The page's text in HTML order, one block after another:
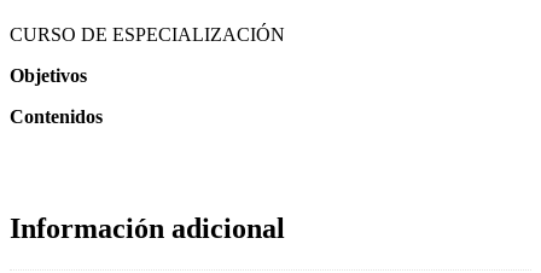
CURSO DE ESPECIALIZACIÓN
Objetivos
Contenidos
Información adicional